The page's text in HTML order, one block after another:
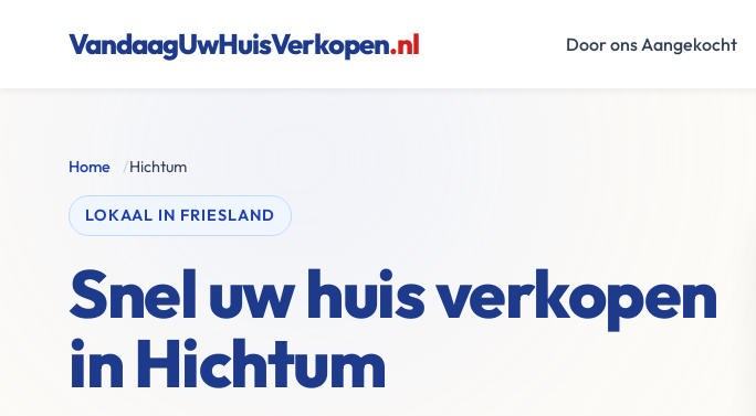
VandaagUwHuisVerkopen.nl Door ons Aangekocht
Home /Hichtum
LOKAAL IN FRIESLAND
Snel uw huis verkopen
in Hichtum